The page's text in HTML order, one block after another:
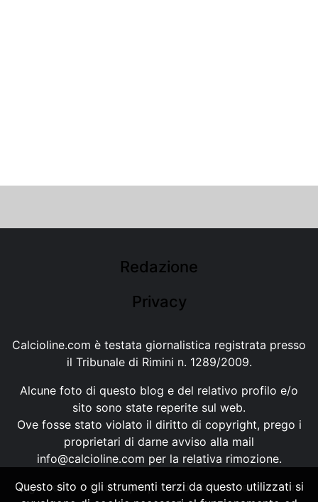
Redazione
Privacy
Calcioline.com è testata giornalistica registrata presso
il Tribunale di Rimini n. 1289/2009.
Alcune foto di questo blog e del relativo profilo e/o
sito sono state reperite sul web.
Ove fosse stato violato il diritto di copyright, prego i
proprietari di darne avviso alla mail
info@calcioline.com per la relativa rimozione.
Ogni testo e foto di proprietà di Calcioline.com non
Questo sito o gli strumenti terzi da questo utilizzati si